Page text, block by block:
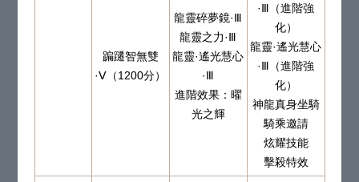
蹁躚智無雙
·Ⅴ（1200分）
龍靈碎夢鏡·Ⅲ
龍靈之力·Ⅲ
龍靈·遙光慧心
·Ⅲ
進階效果：曜
光之輝
·Ⅲ（進階強
化）
龍靈·遙光慧心
·Ⅲ（進階強
化）
神龍真身坐騎
騎乘邀請
炫耀技能
擊殺特效